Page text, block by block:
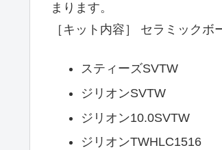
まります。
［キット内容］ セラミックボ
スティーズSVTW
ジリオンSVTW
ジリオン10.0SVTW
ジリオンTWHLC1516